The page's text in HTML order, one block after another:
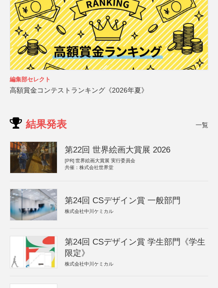
編集部セレクト
高額賞金コンテストランキング《2026年夏》
結果発表 一覧
第22回 世界絵画大賞展 2026
[PR] 世界絵画大賞展 実行委員会
共催：株式会社世界堂
第24回 CSデザイン賞 一般部門
株式会社中川ケミカル
第24回 CSデザイン賞 学生部門《学生
限定》
株式会社中川ケミカル